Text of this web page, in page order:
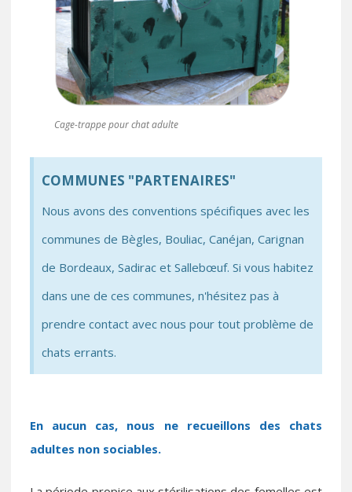
Cage-trappe pour chat adulte
COMMUNES "PARTENAIRES"
Nous avons des conventions spécifiques avec les
communes de Bègles, Bouliac, Canéjan, Carignan
de Bordeaux, Sadirac et Sallebœuf. Si vous habitez
dans une de ces communes, n'hésitez pas à
prendre contact avec nous pour tout problème de
chats errants.
En aucun cas, nous ne recueillons des chats
adultes non sociables.